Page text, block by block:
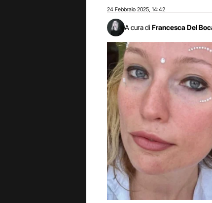
24 Febbraio 2025 14:42
A cura di Francesca Del